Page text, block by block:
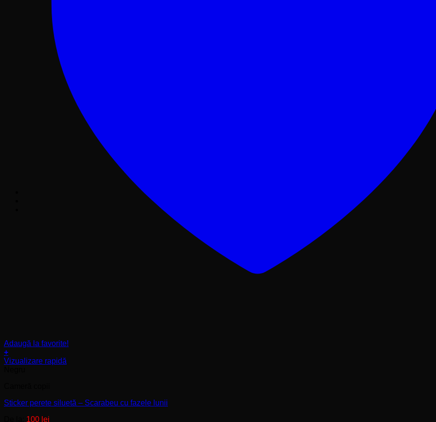
Adaugă la favorite!
+
Acest
variații.
Vizualizare rapidă
Sticker perete siluetă – Scarabeu cu fazele lunii
100 lei